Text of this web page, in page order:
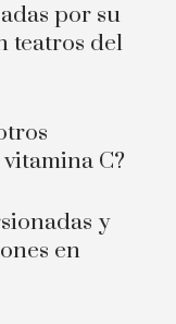
por su
teatros del
C?
y
en